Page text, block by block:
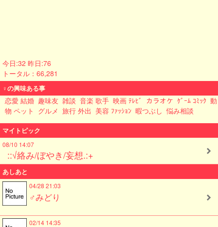
今日:32 昨日:76
トータル：66,281
♀の興味ある事
恋愛 結婚 趣味友 雑談 音楽 歌手 映画 ﾃﾚﾋﾞ カラオケ ｹﾞｰﾑ ｺﾐｯｸ 動
物 ペット グルメ 旅行 外出 美容 ﾌｧｯｼｮﾝ 暇つぶし 悩み相談
マイトピック
08/10 14:07
::√絡み/ぼやき/妄想.:+
あしあと
04/28 21:03
♂みどり
02/14 14:35